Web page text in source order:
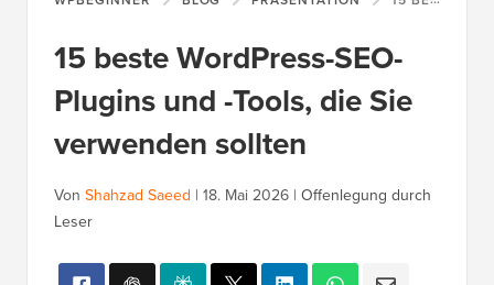
15 beste WordPress-SEO-
Plugins und -Tools, die Sie
verwenden sollten
Von Shahzad Saeed | 18. Mai 2026 | Offenlegung durch
Leser